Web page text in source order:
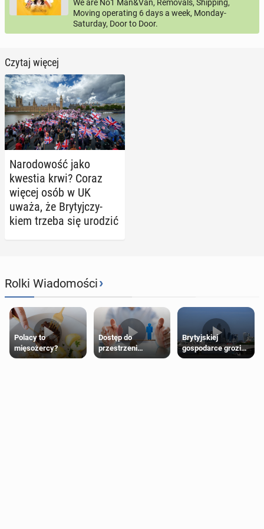
We are No1 Man&Van, Removals, Shipping,
Moving operating 6 days a week, Monday-
Saturday, Door to Door.
Czytaj więcej
Na­ro­do­wość jako
kwestia krwi? Coraz
więcej osób w UK
uważa, że Bry­tyj­czy­
kiem trzeba się urodzić
Rolki Wiadomości›
Polacy to
mięsożercy?
Dostęp do
przestrzeni
przeznaczonych
Brytyjskiej
gospodarce grozi
recesja, jeśli